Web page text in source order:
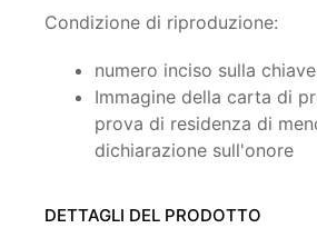
Condizione di riproduzione:
numero inciso sulla chiave
Immagine della carta di
prova di residenza di
dichiarazione sull'onore
DETTAGLI DEL PRODOTTO